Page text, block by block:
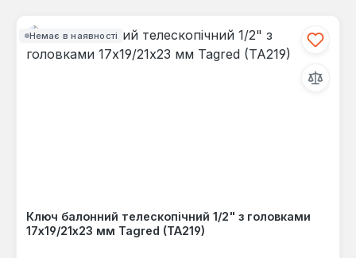
Немає в наявності
Ключ балонний телескопічний 1/2" з головками
17x19/21x23 мм Tagred (TA219)